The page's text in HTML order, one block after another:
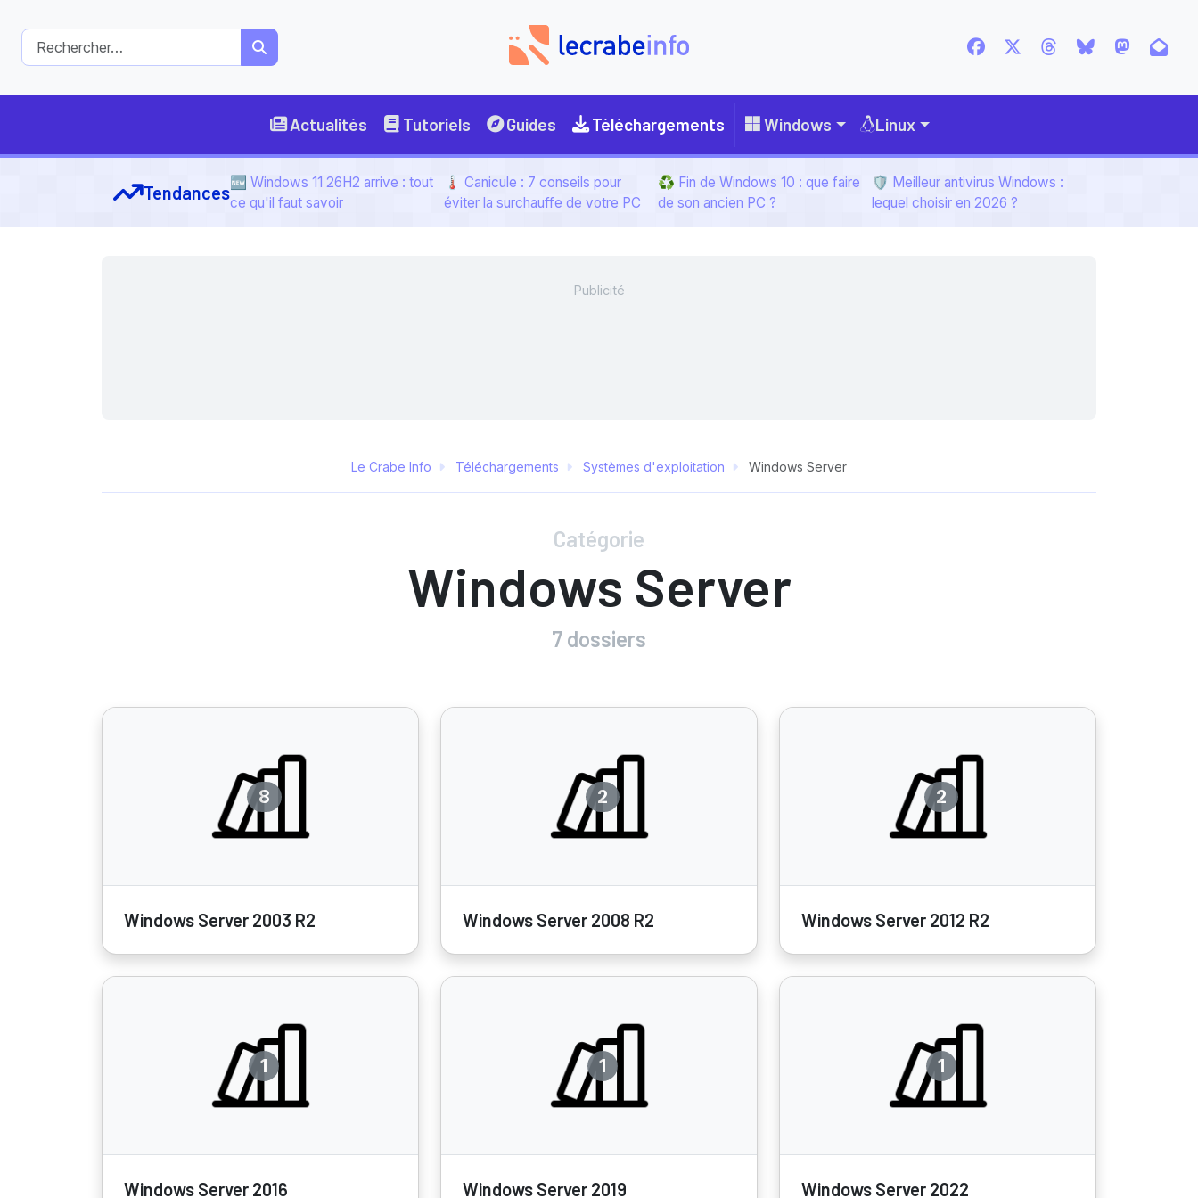
Actualités Tutoriels Guides Téléchargements Windows Linux
Tendances🆕 Windows 11 26H2 arrive : tout
ce qu'il faut savoir
🌡️ Canicule : 7 conseils pour
éviter la surchauffe de votre PC
♻️ Fin de Windows 10 : que faire
de son ancien PC ?
🛡️ Meilleur antivirus Windows :
lequel choisir en 2026 ?
Le Crabe Info Téléchargements Systèmes d'exploitation Windows Server
Catégorie
Windows Server
7 dossiers
8
Windows Server 2003 R2
2
Windows Server 2008 R2
2
Windows Server 2012 R2
1
Windows Server 2016
1
Windows Server 2019
1
Windows Server 2022